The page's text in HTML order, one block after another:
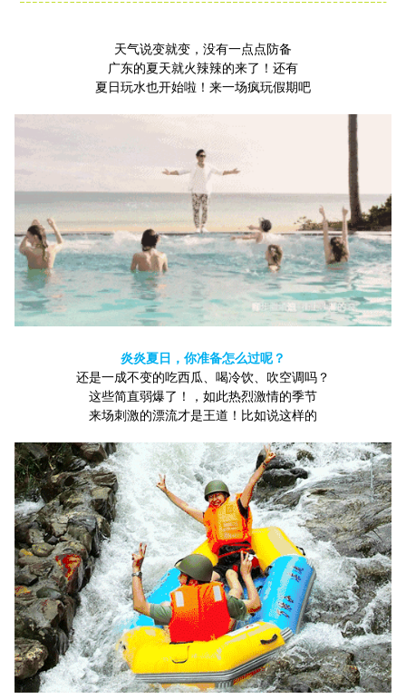
天气说变就变，没有一点点防备
广东的夏天就火辣辣的来了！还有
夏日玩水也开始啦！来一场疯玩假期吧
炎炎夏日，你准备怎么过呢？
还是一成不变的吃西瓜、喝冷饮、吹空调吗？
这些简直弱爆了！，如此热烈激情的季节
来场刺激的漂流才是王道！比如说这样的